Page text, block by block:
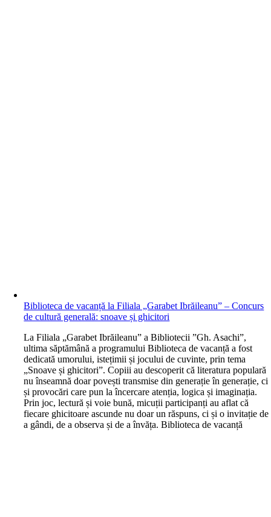
Biblioteca de vacanță la Filiala „Garabet Ibrăileanu” – Concurs
de cultură generală: snoave și ghicitori
La Filiala „Garabet Ibrăileanu” a Bibliotecii ”Gh. Asachi”,
ultima săptămână a programului Biblioteca de vacanță a fost
dedicată umorului, istețimii și jocului de cuvinte, prin tema
„Snoave și ghicitori”. Copiii au descoperit că literatura populară
nu înseamnă doar povești transmise din generație în generație, ci
și provocări care pun la încercare atenția, logica și imaginația.
Prin joc, lectură și voie bună, micuții participanți au aflat că
fiecare ghicitoare ascunde nu doar un răspuns, ci și o invitație de
a gândi, de a observa și de a învăța. Biblioteca de vacanță